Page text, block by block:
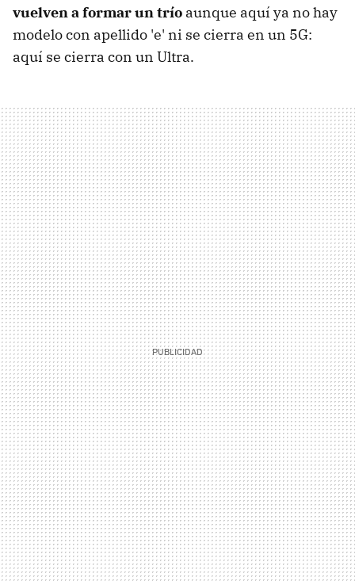
vuelven a formar un trío aunque aquí ya no hay
modelo con apellido 'e' ni se cierra en un 5G:
aquí se cierra con un Ultra.